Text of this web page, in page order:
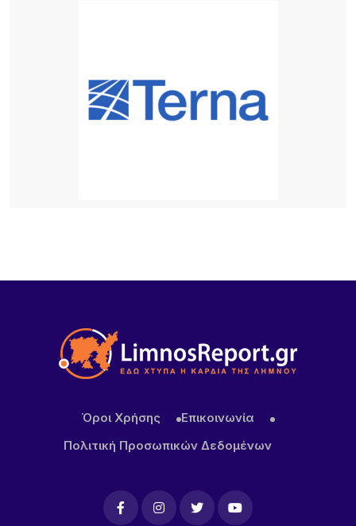
13 ΏΡΕΣ ΠΡΙΝ
Σχέδια Βελτίωσης: Έρχονται επιδοτήσεις έως
15 ΏΡΕΣ ΠΡΙΝ
15 ΏΡΕΣ ΠΡΙΝ
Πανηγύρι στα Σβέρδια: Η Δάφνη κρατά ζωντανή
Όροι Χρήσης
Επικοινωνία
Πολιτική Προσωπικών Δεδομένων